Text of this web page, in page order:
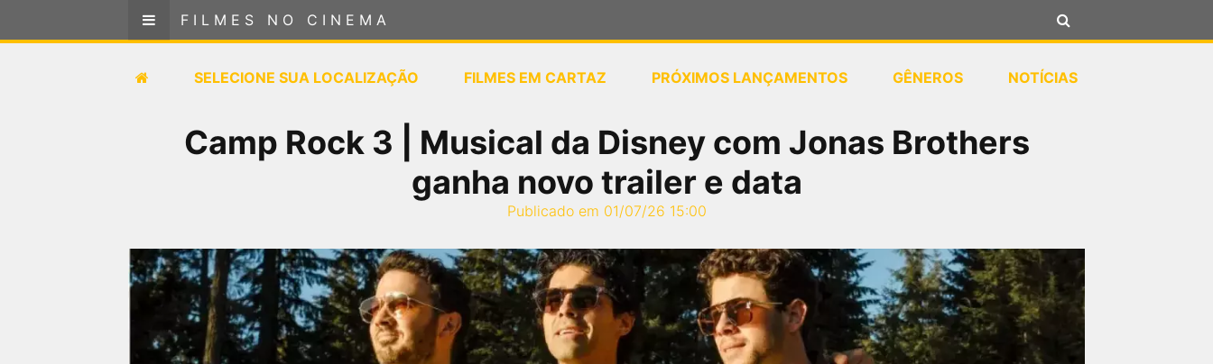
FILMES NO CINEMA
SELECIONE SUA LOCALIZAÇÃO FILMES EM CARTAZ PRÓXIMOS LANÇAMENTOS GÊNEROS NOTÍCIAS
Camp Rock 3 | Musical da Disney com Jonas Brothers
ganha novo trailer e data
Publicado em 01/07/26 15:00
FILMES NO CINEMA
SELECIONE SUA LOCALIZAÇÃO
é o maior localizador de